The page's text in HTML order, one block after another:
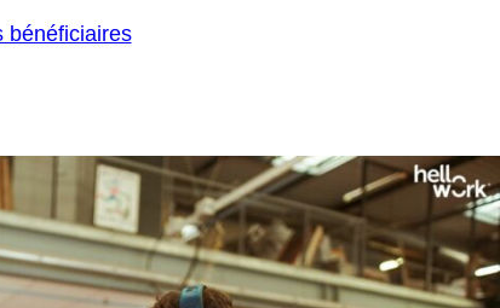
bénéficiaires